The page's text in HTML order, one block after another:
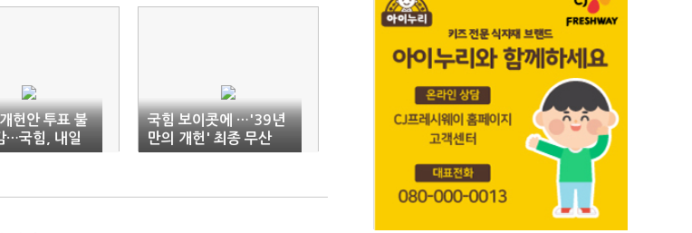
헌안 투표 불
…국힘, 내일
해야"
국힘 보이콧에 …'39년
만의 개헌' 최종 무산